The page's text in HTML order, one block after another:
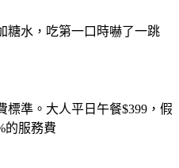
糖水，吃第一口時嚇了一跳
標準。大人平日午餐$399，假
的服務費